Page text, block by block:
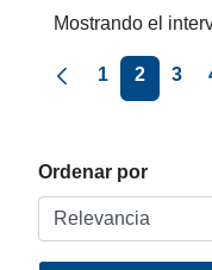
Ordenar por
Mostrando el
Página anterior
1 2 3